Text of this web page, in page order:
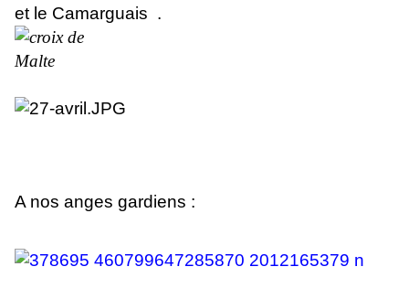
et le Camarguais .
A nos anges gardiens :